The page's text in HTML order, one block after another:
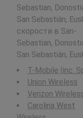
Sebastian,
San Sebastián,
скорости в San-
Sebastian,
San Sebastián,
T-Mobile (inc.
Union Wireless
Verizon
Carolina West